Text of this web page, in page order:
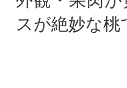
スが絶妙な桃